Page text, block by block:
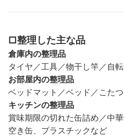
□整理した主な品
倉庫内の整理品
タイヤ／工具／物干し竿／自
お部屋内の整理品
ベッドマット／ベッド／こた
キッチンの整理品
賞味期限の切れた缶詰め／中
空き缶、プラスチックなど